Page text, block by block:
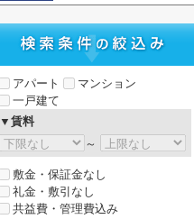
アパート
マンション
一戸建て
▼賃料
～
敷金・保証金なし
礼金・敷引なし
共益費・管理費込み